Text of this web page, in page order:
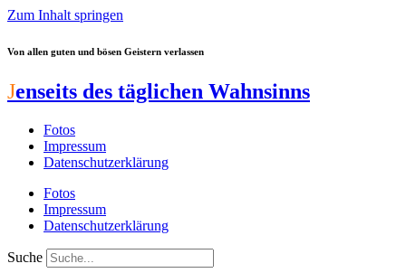
Zum Inhalt springen
Von allen guten und bösen Geistern verlassen
Jenseits des täglichen Wahnsinns
Fotos
Impressum
Datenschutzerklärung
Fotos
Impressum
Datenschutzerklärung
Suche